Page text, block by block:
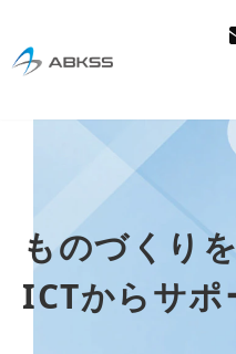
ものづくりを
ICTからサポ